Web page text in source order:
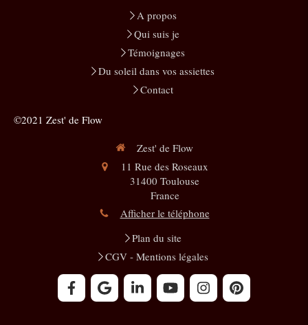
A propos
Qui suis je
Témoignages
Du soleil dans vos assiettes
Contact
©2021 Zest' de Flow
Zest' de Flow
11 Rue des Roseaux
31400 Toulouse
France
Afficher le téléphone
Plan du site
CGV - Mentions légales